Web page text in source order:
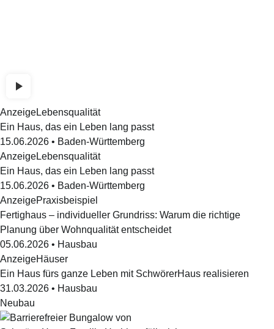
AnzeigeLebensqualität
Ein Haus, das ein Leben lang passt
15.06.2026 • Baden-Württemberg
AnzeigeLebensqualität
Ein Haus, das ein Leben lang passt
15.06.2026 • Baden-Württemberg
AnzeigePraxisbeispiel
Fertighaus – individueller Grundriss: Warum die richtige
Planung über Wohnqualität entscheidet
05.06.2026 • Hausbau
AnzeigeHäuser
Ein Haus fürs ganze Leben mit SchwörerHaus realisieren
31.03.2026 • Hausbau
Neubau